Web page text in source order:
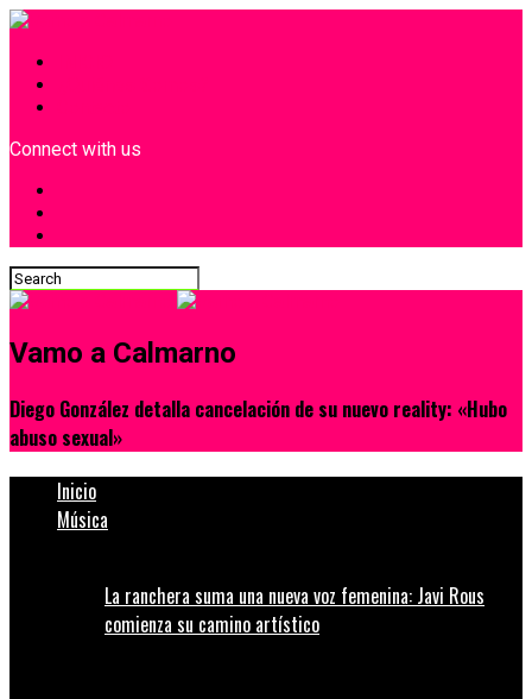
Connect with us
Vamo a Calmarno
Diego González detalla cancelación de su nuevo reality: «Hubo
abuso sexual»
Inicio
Música
La ranchera suma una nueva voz femenina: Javi Rous
comienza su camino artístico